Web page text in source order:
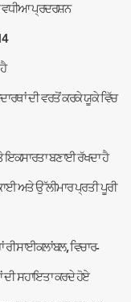
ਵਧੀਆ ਪ੍ਰਦਰਸ਼ਨ
ਦੀ ਵਰਤੋਂ ਕਰਕੇ ਯੂਕੇ ਵਿੱਚ
ਬਣਾਈ ਰੱਖਦਾ ਹੈ
ਅਤੇ ਉੱਲੀਮਾਰ ਪ੍ਰਤੀ ਪੂਰੀ
ਵਿਚਾਰ-
ਸਹਾਇਤਾ ਕਰਦੇ ਹੋਏ